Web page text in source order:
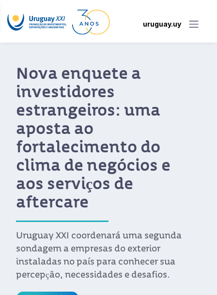
uruguay.uy
Nova enquete a
investidores
estrangeiros: uma
aposta ao
fortalecimento do
clima de negócios e
aos serviços de
aftercare
Uruguay XXI coordenará uma segunda
sondagem a empresas do exterior
instaladas no país para conhecer sua
percepção, necessidades e desafios.